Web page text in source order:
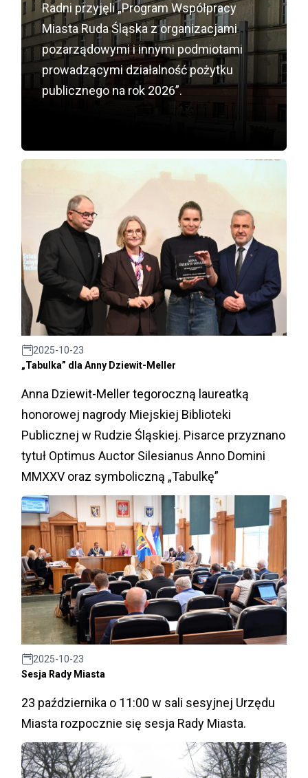
Radni przyjęli „Program Współpracy
Miasta Ruda Śląska z organizacjami
pozarządowymi i innymi podmiotami
prowadzącymi działalność pożytku
publicznego na rok 2026”.
2025-10-23
„Tabulka” dla Anny Dziewit-Meller
Anna Dziewit-Meller tegoroczną laureatką
honorowej nagrody Miejskiej Biblioteki
Publicznej w Rudzie Śląskiej. Pisarce przyznano
tytuł Optimus Auctor Silesianus Anno Domini
MMXXV oraz symboliczną „Tabulkę”
2025-10-23
Sesja Rady Miasta
23 października o 11:00 w sali sesyjnej Urzędu
Miasta rozpocznie się sesja Rady Miasta.